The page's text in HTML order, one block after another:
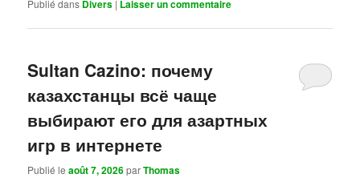
Publié dans Divers | Laisser un commentaire
Sultan Cazino: почему
казахстанцы всё чаще
выбирают его для азартных
игр в интернете
Publié leaoût 7, 2026parThomas